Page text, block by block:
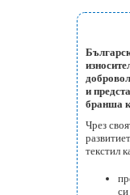
и
бранша
Чрез
текстил